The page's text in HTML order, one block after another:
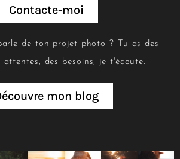
Contacte-moi
de ton projet photo ? Tu as des
attentes, des besoins, je t'écoute.
mon blog